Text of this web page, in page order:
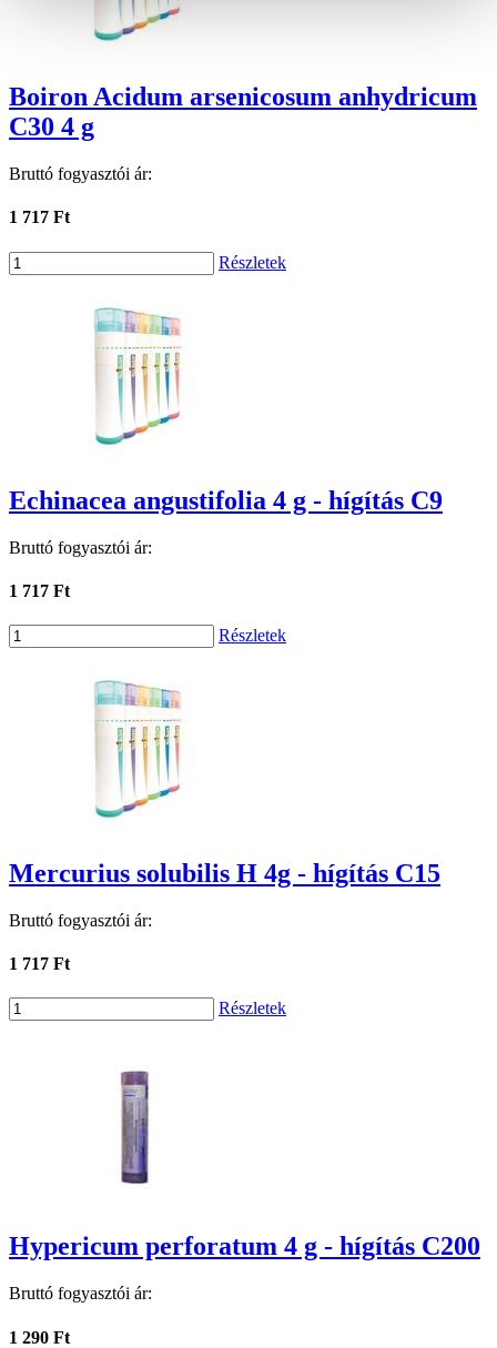
Boiron Acidum arsenicosum anhydricum
C30 4 g
Bruttó fogyasztói ár:
1 717 Ft
Részletek
Echinacea angustifolia 4 g - hígítás C9
Bruttó fogyasztói ár:
1 717 Ft
Részletek
Mercurius solubilis H 4g - hígítás C15
Bruttó fogyasztói ár:
1 717 Ft
Részletek
Hypericum perforatum 4 g - hígítás C200
Bruttó fogyasztói ár:
1 290 Ft